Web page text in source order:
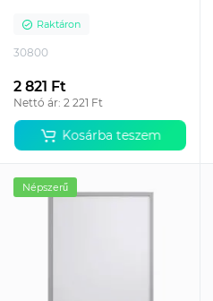
Raktáron
30800
2 821 Ft
Nettó ár: 2 221 Ft
Kosárba teszem
Népszerű